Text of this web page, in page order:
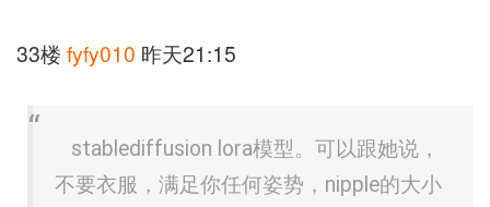
33楼 fyfy010 昨天21:15
stablediffusion lora模型。可以跟她说，
不要衣服，满足你任何姿势，nipple的大小